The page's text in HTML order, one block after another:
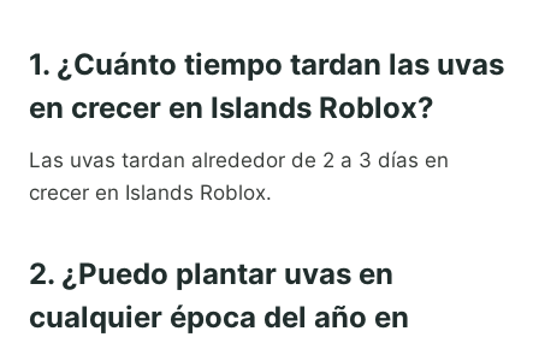
1. ¿Cuánto tiempo tardan las uvas
en crecer en Islands Roblox?
Las uvas tardan alrededor de 2 a 3 días en
crecer en Islands Roblox.
2. ¿Puedo plantar uvas en
cualquier época del año en